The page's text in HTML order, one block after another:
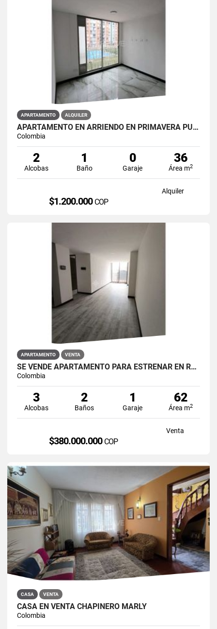
APARTAMENTO ALQUILER
APARTAMENTO EN ARRIENDO EN PRIMAVERA PUENTE ARANDA PRIMAVERA 6-39 ET 2
Colombia
2
Alcobas
1
Baño
0
Garaje
36
Área m2
Alquiler
$1.200.000 COP
APARTAMENTO VENTA
SE VENDE APARTAMENTO PARA ESTRENAR EN RESTREPO ANTONIO NARIÑO
Colombia
3
Alcobas
2
Baños
1
Garaje
62
Área m2
Venta
$380.000.000 COP
CASA VENTA
CASA EN VENTA CHAPINERO MARLY
Colombia